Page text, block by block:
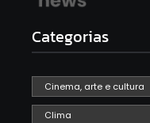
Categorias
Cinema, arte e cultura
Clima